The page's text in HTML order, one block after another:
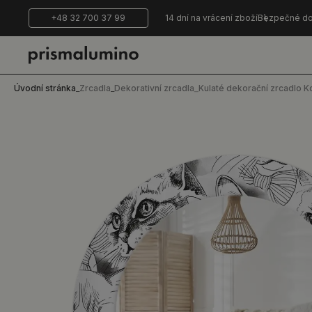
+48 32 700 37 99 14 dní na vrácení zbožíBezpečné
Úvodní stránka Zrcadla Dekorativní zrcadla Kulaté dekorační zrcadlo